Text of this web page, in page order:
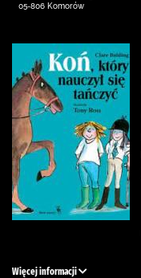
05-806 Komorów
Więcej informacji